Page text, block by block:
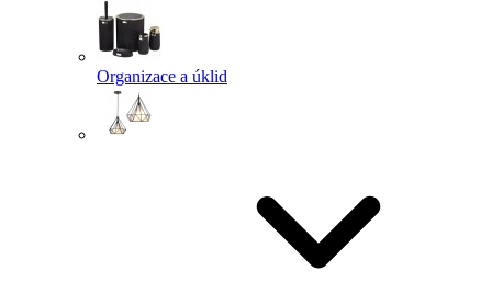
Organizace a úklid